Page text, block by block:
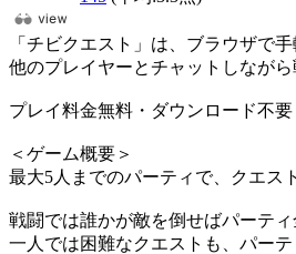
「チビクエスト」は、ブラウザで
他のプレイヤーとチャットしなが
プレイ料金無料・ダウンロード不
＜ゲーム概要＞
最大5人までのパーティで、クエス
戦闘では誰かが敵を倒せばパーティ
一人では困難なクエストも、パー